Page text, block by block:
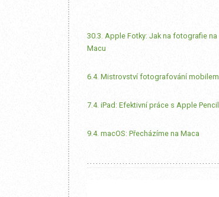
30.3. Apple Fotky: Jak na fotografie na
Macu
6.4. Mistrovství fotografování mobilem
7.4. iPad: Efektivní práce s Apple Pencil
9.4. macOS: Přecházíme na Maca